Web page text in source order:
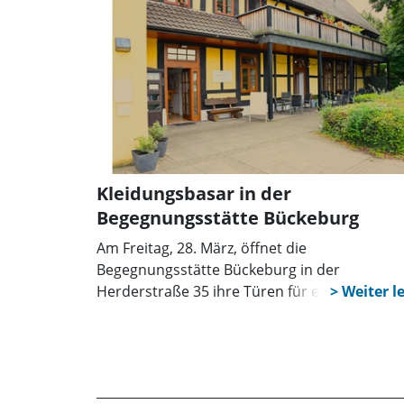
Umstandsmode bis hin zu Kinderwagen,
Autositzen, Fahrrädern, Spielen und
das Sortiment lässt kaum Wünsche offen.
Verkauf erfolgt effizient über drei Kassen mit
digitalem Einscannen, bezahlt werden kann
bequem per EC-Karte.
Kleidungsbasar in der
Begegnungsstätte Bückeburg
Am Freitag, 28. März, öffnet die
Begegnungsstätte Bückeburg in der
Herderstraße 35 ihre Türen für einen
Kinderkleidung wird auf diesem Basar nicht